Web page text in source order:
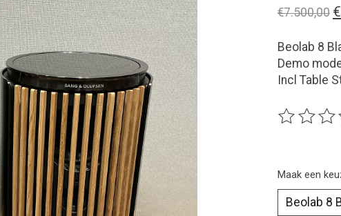
€7.500,00
Beolab 8
Demo
Incl Table
De
Maak een